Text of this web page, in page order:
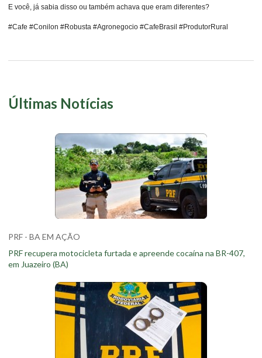
E você, já sabia disso ou também achava que eram diferentes?
#Cafe #Conilon #Robusta #Agronegocio #CafeBrasil #ProdutorRural
Últimas Notícias
PRF - BA EM AÇÃO
PRF recupera motocicleta furtada e apreende cocaína na BR-407,
em Juazeiro (BA)